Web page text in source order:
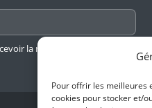
Pour offrir les meilleures
cookies pour stocker et/
la newsletter.